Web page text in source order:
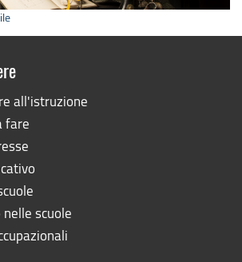
all'istruzione
fare
scuole